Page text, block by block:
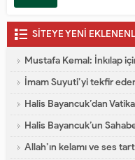
SİTEYE YENİ
Mustafa Kemal: İnkılap
İmam Suyuti’yi tekfir
Halis Bayancuk’dan
Halis Bayancuk’un
Allah’ın kelamı ve ses